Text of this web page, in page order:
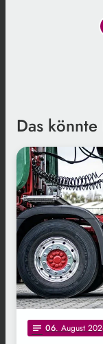
Das
notes 06. August